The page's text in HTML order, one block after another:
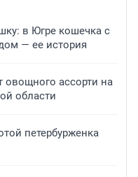
в Югре кошечка с
— ее история
овощного ассорти на
области
петербурженка